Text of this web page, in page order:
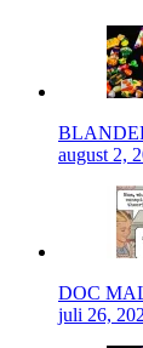
august 2,
DOC
juli 26,